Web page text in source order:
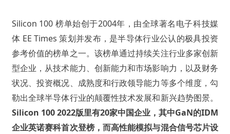
Silicon 100 榜单始创于2004年，由全球著名电子科技媒
体 EE Times 策划并发布，是半导体行业公认的极具投资
参考价值的榜单之一。该榜单通过持续关注行业多家创新
型企业，从技术能力、创新能力和市场影响力，以及财务
状况、投资概况、成熟度和行政领导能力等多个维度，勾
勒出全球半导体行业的颠覆性技术发展和新兴趋势图景。
Silicon 100 2022版里有20家中国企业，其中GaN的IDM
企业英诺赛科首次登榜，而高性能模拟与混合信号芯片设